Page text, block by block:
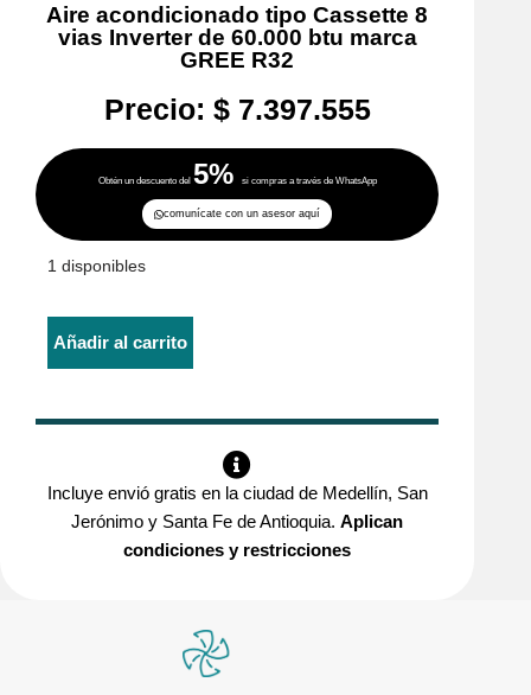
Aire acondicionado tipo Cassette 8
vias Inverter de 60.000 btu marca
GREE R32
Precio: $7.397.555
Obtén un descuento del 5% si compras a través de WhatsApp
comunícate con un asesor aquí
1 disponibles
Añadir al carrito
Incluye envió gratis en la ciudad de Medellín, San
Jerónimo y Santa Fe de Antioquia. Aplican
condiciones y restricciones